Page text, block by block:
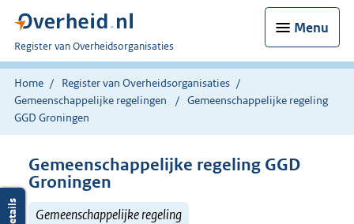
Menu
U
bent
nu
hier:
Register van Overheidsorganisaties
Home
Register van Overheidsorganisaties
Gemeenschappelijke regelingen
Gemeenschappelijke regeling
GGD Groningen
Gemeenschappelijke regeling GGD
Groningen
Gemeenschappelijke regeling